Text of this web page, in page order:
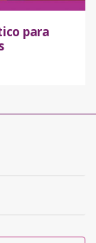
para